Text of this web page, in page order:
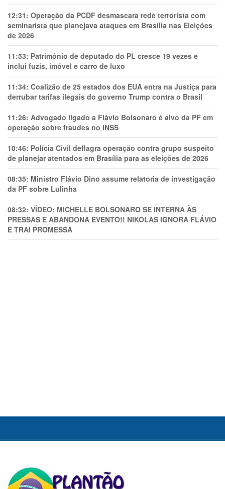
12:31: Operação da PCDF desmascara rede terrorista com
seminarista que planejava ataques em Brasília nas Eleições
de 2026
11:53: Patrimônio de deputado do PL cresce 19 vezes e
inclui fuzis, imóvel e carro de luxo
11:34: Coalizão de 25 estados dos EUA entra na Justiça para
derrubar tarifas ilegais do governo Trump contra o Brasil
11:26: Advogado ligado a Flávio Bolsonaro é alvo da PF em
operação sobre fraudes no INSS
10:46: Polícia Civil deflagra operação contra grupo suspeito
de planejar atentados em Brasília para as eleições de 2026
08:35: Ministro Flávio Dino assume relatoria de investigação
da PF sobre Lulinha
08:32: VÍDEO: MICHELLE BOLSONARO SE INTERNA ÀS
PRESSAS E ABANDONA EVENTO!! NIKOLAS IGNORA FLÁVIO
E TRAl PROMESSA